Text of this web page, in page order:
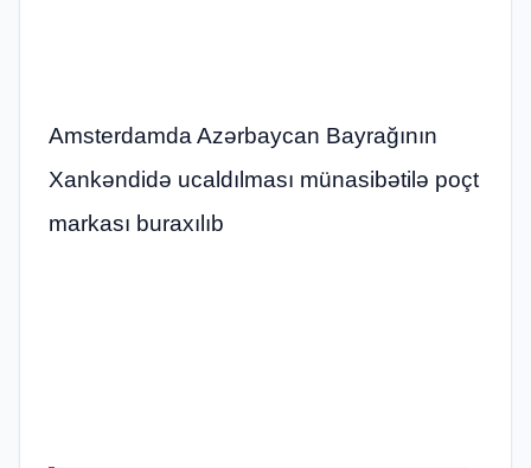
Amsterdamda Azərbaycan Bayrağının
Xankəndidə ucaldılması münasibətilə poçt
markası buraxılıb